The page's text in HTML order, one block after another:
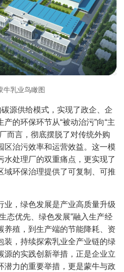
牛乳业鸟瞰图
碳源供给模式，实现了政企、企
的环保环节从“被动治污”向“主
而言，彻底摆脱了对传统外购
区治污效率和运营效益。这一模
水处理厂的双重痛点，更实现了
域环保治理提供了可复制、可推
业，绿色发展是产业高质量升级
态优先、绿色发展”融入生产经
养殖，到生产端的节能降耗、资
装，持续探索乳业全产业链的绿
源的实践创新举措，正是企业立
潜力的重要举措，更是蒙牛与政